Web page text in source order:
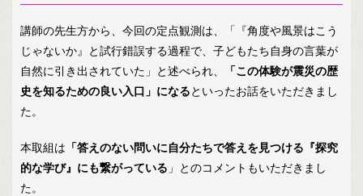
講師の先生方から、今回の定点観測は、「『角度や風景はこう
じゃないか』と試行錯誤する過程で、子どもたち自身の言葉が
自然に引き出されていた」と述べられ、
「この体験が震災の歴
史を知るための良い入口」になる といったお話をいただきまし
た。
本取組は 「答えのない問いに自分たちで答えを見つける『探究
的な学び』にも繋がっている 」とのコメントもいただきまし
た。